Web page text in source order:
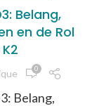
Belang,
en de Rol
0
Belang,